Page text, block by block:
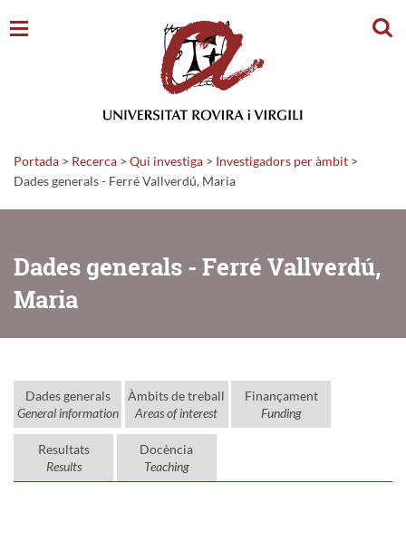
Portada > Recerca > Qui investiga > Investigadors per àmbit >
Dades generals - Ferré Vallverdú, Maria
Dades generals - Ferré Vallverdú,
Maria
Dades generals
General information
Àmbits de treball
Areas of interest
Finançament
Funding
Resultats
Results
Docència
Teaching